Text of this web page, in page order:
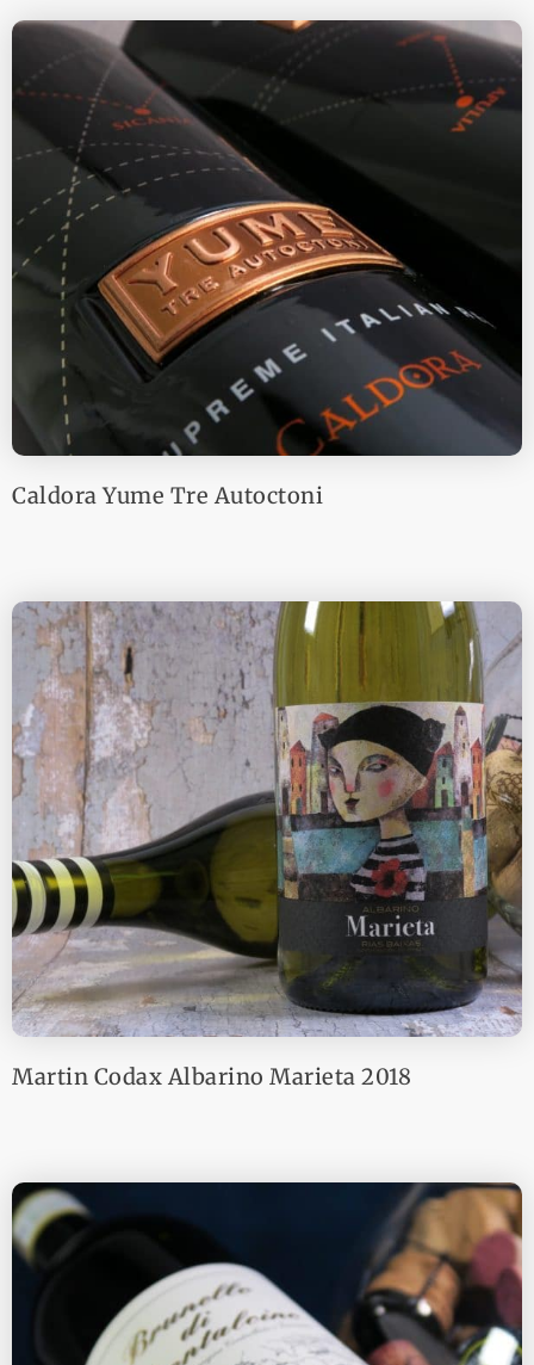
Caldora Yume Tre Autoctoni
Martin Codax Albarino Marieta 2018